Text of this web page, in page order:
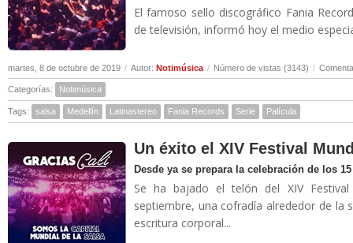
El famoso sello discográfico Fania
de televisión, informó hoy el medio
martes, 8 de octubre de 2019 / Autor: Notimúsica / Número de vistas (3143) /
Categorías: Notimúsica
Tags: salsa Medellín Latinastereo Fania Records Serie Palícula
Un éxito el XIV Festival
Desde ya se prepara la celebración de los
Se ha bajado el telón del XIV
septiembre, una cofradía alrededor de la
escritura corporal...